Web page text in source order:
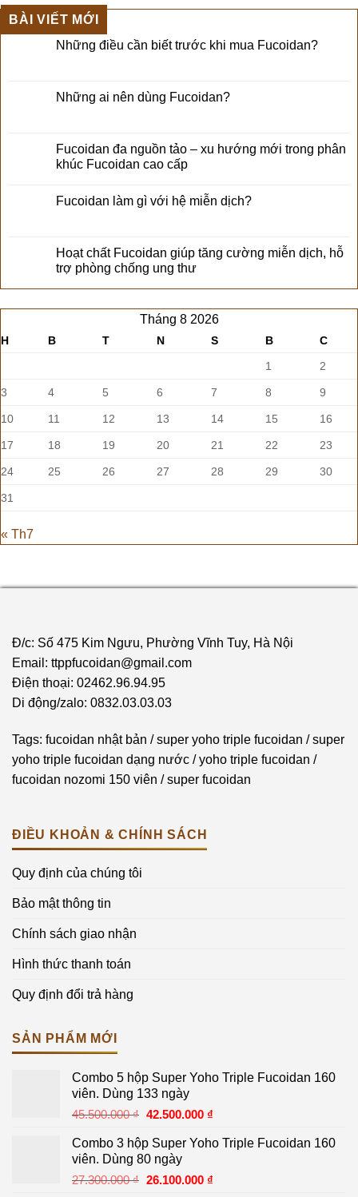
là:
tại
5.400.000 ₫.
BÀI VIẾT MỚI
Những điều cần biết trước khi mua Fucoidan?
Những ai nên dùng Fucoidan?
Fucoidan đa nguồn tảo – xu hướng mới trong phân
khúc Fucoidan cao cấp
Fucoidan làm gì với hệ miễn dịch?
Hoạt chất Fucoidan giúp tăng cường miễn dịch, hỗ
trợ phòng chống ung thư
Tháng 8 2026
H B T N S B
C
1
2
3 4 5 6 7 8 9
10 11 12 13 14 15 16
17 18 19 20 21 22 23
24 25 26 27 28 29 30
31
« Th7
Đ/c: Số 475 Kim Ngưu, Phường Vĩnh Tuy, Hà Nội
Email: ttppfucoidan@gmail.com
Điện thoại: 02462.96.94.95
Di động/zalo: 0832.03.03.03
Tags: fucoidan nhật bản /super yoho triple fucoidan /super
yoho triple fucoidan dạng nước /yoho triple fucoidan /
fucoidan nozomi 150 viên /super fucoidan
ĐIỀU KHOẢN & CHÍNH SÁCH
Quy định của chúng tôi
Bảo mật thông tin
Chính sách giao nhận
Hình thức thanh toán
Quy định đổi trả hàng
SẢN PHẨM MỚI
Combo 5 hộp Super Yoho Triple Fucoidan 160
viên. Dùng 133 ngày
45.500.000₫ Giá
là:
45.500.000 ₫.
42.500.000 ₫Giá
tại
42.500.000 ₫.
Combo 3 hộp Super Yoho Triple Fucoidan 160
viên. Dùng 80 ngày
27.300.000₫ Giá
26.100.000 ₫Giá